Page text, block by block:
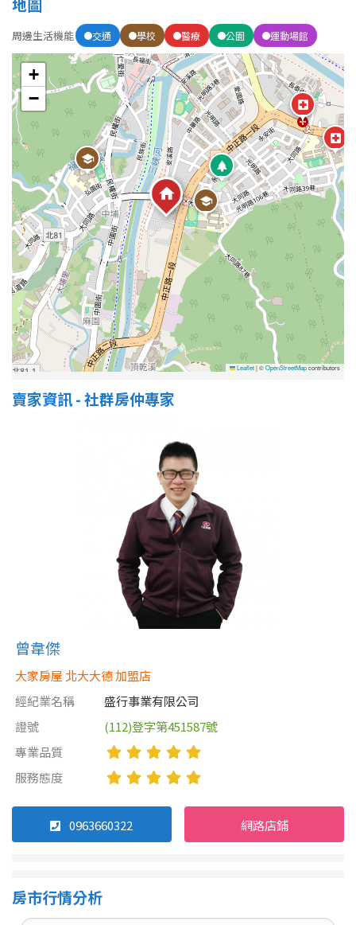
~ 樓
格局
1房
2房 3房
4房 5房以上
屋齡
不拘
5 年以下
5-10 年 10-20 年
20-30 年
地圖
周邊生活機能 交通 學校 醫療 公園 運動場館
+
−
Leaflet|©OpenStreetMapcontributors
賣家資訊 - 社群房仲專家
曾韋傑
大家房屋 北大大德 加盟店
經紀業名稱
盛行事業有限公司
證號
(112)登字第451587號
專業品質
服務態度
0963660322 網路店鋪
房市行情分析